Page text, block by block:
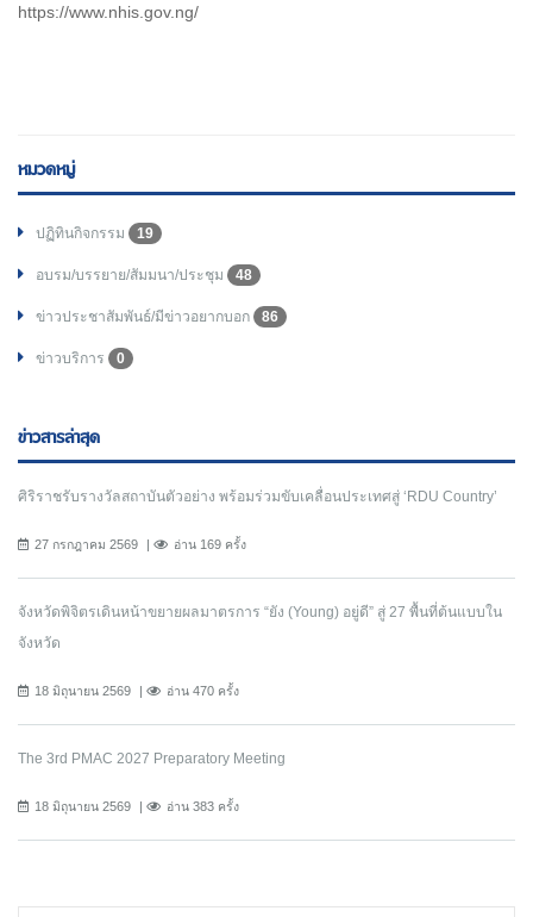
https://www.nhis.gov.ng/
หมวดหมู่
ปฏิทินกิจกรรม 19
อบรม/บรรยาย/สัมมนา/ประชุม 48
ข่าวประชาสัมพันธ์/มีข่าวอยากบอก 86
ข่าวบริการ 0
ข่าวสารล่าสุด
ศิริราชรับรางวัลสถาบันตัวอย่าง พร้อมร่วมขับเคลื่อนประเทศสู่ ‘RDU Country’
27 กรกฎาคม 2569 อ่าน 169 ครั้ง
จังหวัดพิจิตรเดินหน้าขยายผลมาตรการ “ยัง (Young) อยู่ดี” สู่ 27 พื้นที่ต้นแบบใน
จังหวัด
18 มิถุนายน 2569 อ่าน 470 ครั้ง
The 3rd PMAC 2027 Preparatory Meeting
18 มิถุนายน 2569 อ่าน 383 ครั้ง